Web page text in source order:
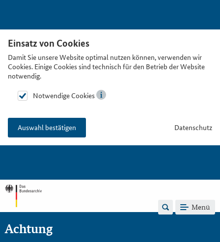
Einsatz von Cookies
Damit Sie unsere Website optimal nutzen können, verwenden wir
Cookies. Einige Cookies sind technisch für den Betrieb der Website
notwendig.
Notwendige Cookies
Auswahl bestätigen Datenschutz
Menü
Achtung